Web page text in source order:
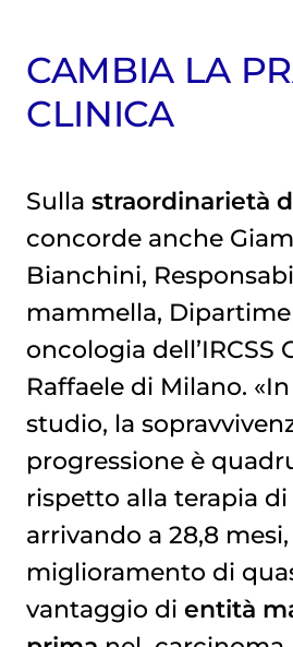
CAMBIA LA
CLINICA
Sulla straordinarietà
concorde anche
Bianchini,
mammella,
oncologia dell’IRCSS
Raffaele di Milano.
studio, la
progressione è
rispetto alla terapia
arrivando a 28,8
miglioramento di
vantaggio di entità